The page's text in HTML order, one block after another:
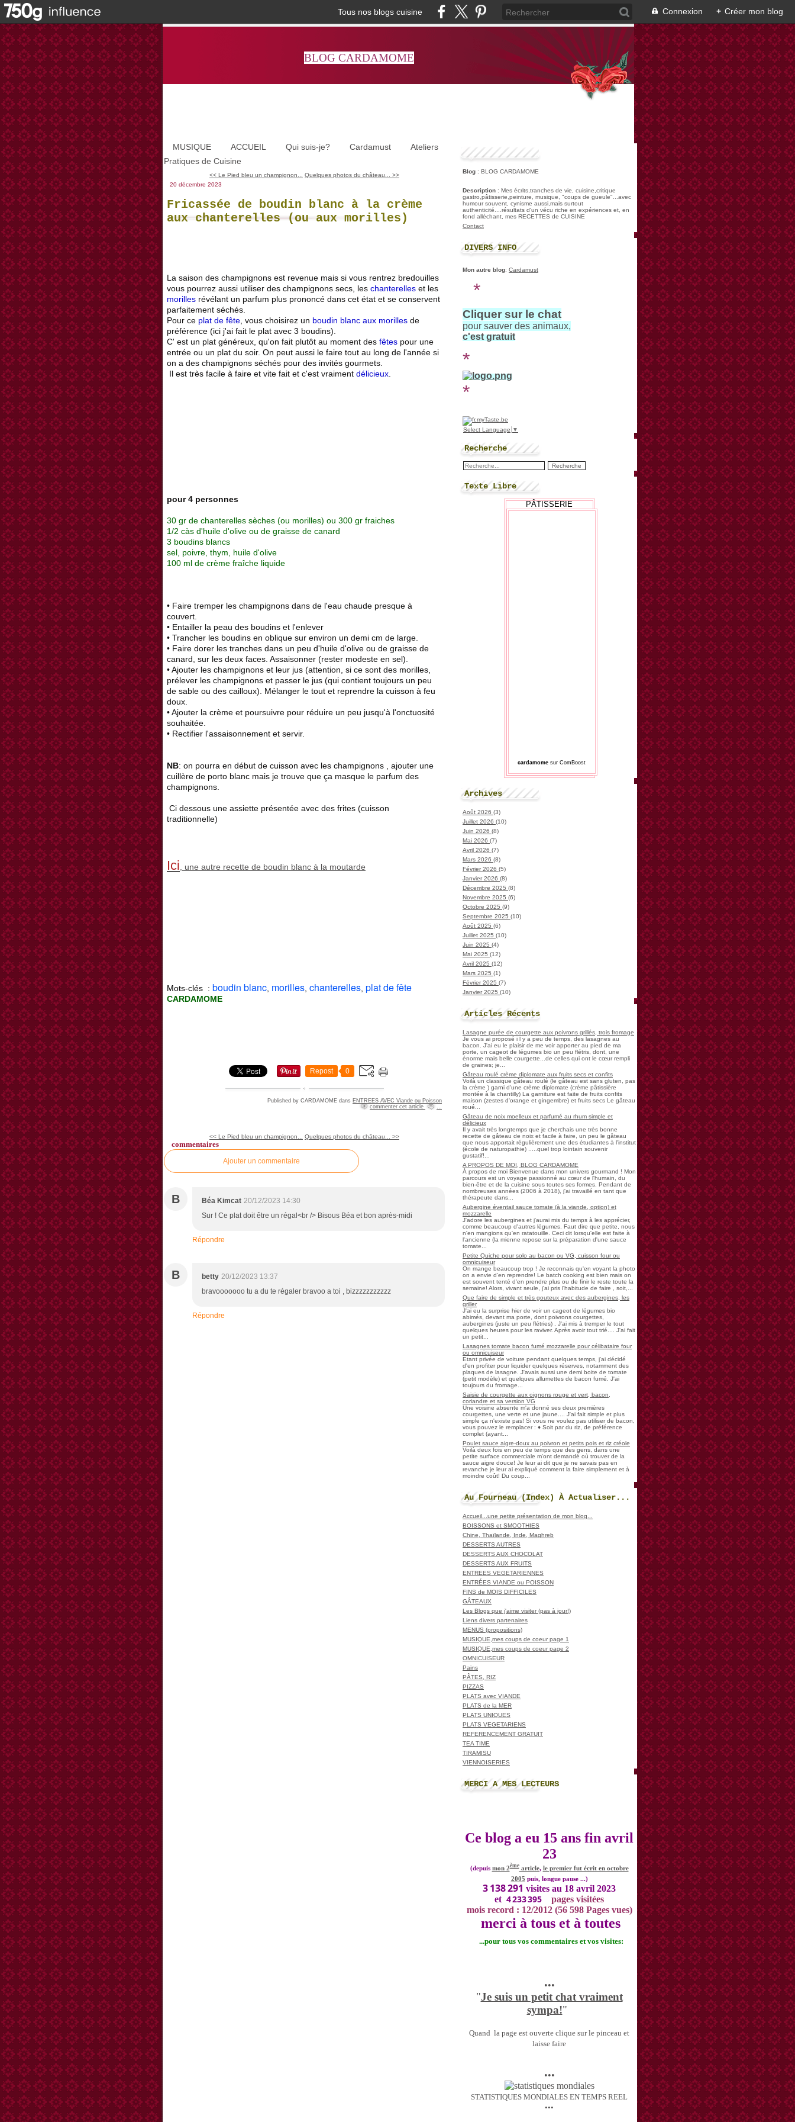
Tous nos blogs cuisine Connexion + Créer mon blog
BLOG CARDAMOME
MUSIQUE ACCUEIL Qui suis-je? Cardamust
Ateliers
Pratiques de Cuisine
<< Le Pied bleu un champignon...
Quelques photos du château... >>
20 décembre 2023
Fricassée de boudin blanc à la crème
aux chanterelles (ou aux morilles)
La saison des champignons est revenue mais si vous rentrez bredouilles
vous pourrez aussi utiliser des champignons secs, les chanterelles et les
morilles révélant un parfum plus prononcé dans cet état et se conservent
parfaitement séchés.
Pour ce plat de fête , vous choisirez un boudin blanc aux morilles de
préférence (ici j'ai fait le plat avec 3 boudins).
C' est un plat généreux, qu'on fait plutôt au moment des fêtes pour une
entrée ou un plat du soir. On peut aussi le faire tout au long de l'année si
on a des champignons séchés pour des invités gourmets.
Il est très facile à faire et vite fait et c'est vraiment délicieux
pour 4 personnes
30 gr de chanterelles sèches (ou morilles) ou 300 gr fraiches
1/2 càs d'huile d'olive ou de graisse de canard
3 boudins blancs
sel, poivre, thym, huile d'olive
100 ml de crème fraîche liquide
• Faire tremper les champignons dans de l'eau chaude presque à
couvert.
• Entailler la peau des boudins et l'enlever
• Trancher les boudins en oblique sur environ un demi cm de large.
• Faire dorer les tranches dans un peu d'huile d'olive ou de graisse de
canard, sur les deux faces. Assaisonner (rester modeste en sel).
• Ajouter les champignons et leur jus (attention, si ce sont des morilles,
prélever les champignons et passer le jus (qui contient toujours un peu
de sable ou des cailloux). Mélanger le tout et reprendre la cuisson à feu
doux.
• Ajouter la crème et poursuivre pour réduire un peu jusqu'à l'onctuosité
souhaitée.
• Rectifier l'assaisonnement et servir.
NB: on pourra en début de cuisson avec les champignons , ajouter une
cuillère de porto blanc mais je trouve que ça masque le parfum des
champignons.
Ci dessous une assiette présentée avec des frites (cuisson
traditionnelle)
Ici , une autre recette de boudin blanc à la moutarde
Mots-clés : boudin blanc morilles chanterelles plat de fête
CARDAMOME
Repost 0
Published by CARDAMOME dans ENTREES AVEC Viande ou Poisson
commenter cet article
…
<< Le Pied bleu un champignon... Quelques photos du château... >>
commentaires
Ajouter un commentaire
B Béa Kimcat 20/12/2023 14:30
Sur ! Ce plat doit être un régal<br /> Bisous Béa et bon après-midi
Répondre
B betty 20/12/2023 13:37
bravooooooo tu a du te régaler bravoo a toi , bizzzzzzzzzzz
Répondre
Blog : BLOG CARDAMOME
Description : Mes écrits,tranches de vie, cuisine,critique
gastro,pâtisserie,peinture, musique, "coups de gueule"...avec
humour souvent, cynisme aussi,mais surtout
authenticité....résultats d'un vécu riche en expériences et, en
fond alléchant, mes RECETTES de CUISINE
Contact
DIVERS INFO
Mon autre blog: Cardamust
*
Cliquer sur le chat
pour sauver des animaux,
c'est gratuit
*
*
Select Language ▼
Recherche
Texte Libre
PÂTISSERIE
cardamome sur ComBoost
Archives
Août 2026 (3)
Juillet 2026 (10)
Juin 2026 (8)
Mai 2026 (7)
Avril 2026 (7)
Mars 2026 (8)
Février 2026 (5)
Janvier 2026 (8)
Décembre 2025 (8)
Novembre 2025 (6)
Octobre 2025 (9)
Septembre 2025 (10)
Août 2025 (6)
Juillet 2025 (10)
Juin 2025 (4)
Mai 2025 (12)
Avril 2025 (12)
Mars 2025 (1)
Février 2025 (7)
Janvier 2025 (10)
Articles Récents
Lasagne purée de courgette aux poivrons grillés, trois fromage
Je vous ai proposé i l y a peu de temps, des lasagnes au
bacon. J'ai eu le plaisir de me voir apporter au pied de ma
porte, un cageot de légumes bio un peu flétris, dont, une
énorme mais belle courgette...de celles qui ont le cœur rempli
de graines; je...
Gâteau roulé crème diplomate aux fruits secs et confits
Voilà un classique gâteau roulé (le gâteau est sans gluten, pas
la crème ) garni d'une crème diplomate (crème pâtissière
montée à la chantilly) La garniture est faite de fruits confits
maison (zestes d'orange et gingembre) et fruits secs Le gâteau
roué...
Gâteau de noix moelleux et parfumé au rhum simple et
délicieux
Il y avait très longtemps que je cherchais une très bonne
recette de gâteau de noix et facile à faire, un peu le gâteau
que nous apportait régulièrement une des étudiantes à l'institut
(école de naturopathie) .....quel trop lointain souvenir
gustatif!...
A PROPOS DE MOI, BLOG CARDAMOME
À propos de moi Bienvenue dans mon univers gourmand ! Mon
parcours est un voyage passionné au cœur de l'humain, du
bien-être et de la cuisine sous toutes ses formes. Pendant de
nombreuses années (2006 à 2018), j'ai travaillé en tant que
thérapeute dans...
Aubergine éventail sauce tomate (à la viande, option) et
mozzarelle
J'adore les aubergines et j'aurai mis du temps à les apprécier,
comme beaucoup d'autres légumes. Faut dire que petite, nous
n'en mangions qu'en ratatouille. Ceci dit lorsqu'elle est faite à
l'ancienne (la mienne repose sur la préparation d'une sauce
tomate...
Petite Quiche pour solo au bacon ou VG, cuisson four ou
omnicuiseur
On mange beaucoup trop ! Je reconnais qu'en voyant la photo
on a envie d'en reprendre! Le batch cooking est bien mais on
est souvent tenté d'en prendre plus ou de finir le reste toute la
semaine! Alors, vivant seule, j'ai pris l'habitude de faire , soit,...
Que faire de simple et très gouteux avec des aubergines, les
griller
J'ai eu la surprise hier de voir un cageot de légumes bio
abimés, devant ma porte, dont poivrons courgettes,
aubergines (juste un peu flétries) . J'ai mis à tremper le tout
quelques heures pour les raviver. Après avoir tout trié.... J'ai fait
un petit...
Lasagnes tomate bacon fumé mozzarelle pour célibataire four
ou omnicuiseur
Etant privée de voiture pendant quelques temps, j'ai décidé
d'en profiter pour liquider quelques réserves, notamment des
plaques de lasagne. J'avais aussi une demi boite de tomate
(petit modèle) et quelques allumettes de bacon fumé. J'ai
toujours du fromage...
Saisie de courgette aux oignons rouge et vert, bacon,
coriandre et sa version VG
Une voisine absente m'a donné ses deux premières
courgettes, une verte et une jaune.... J'ai fait simple et plus
simple ça n'existe pas! Si vous ne voulez pas utiliser de bacon,
vous pouvez le remplacer : ♦ Soit par du riz, de préférence
complet (ayant...
Poulet sauce aigre-doux au poivron et petits pois et riz créole
Voilà deux fois en peu de temps que des gens, dans une
petite surface commerciale m'ont demandé où trouver de la
sauce aigre douce! Je leur ai dit que je ne savais pas en
revanche je leur ai expliqué comment la faire simplement et à
moindre coût! Du coup...
Au Fourneau (Index) À Actualiser...
Accueil...une petite présentation de mon blog...
BOISSONS et SMOOTHIES
Chine, Thaïlande, Inde, Maghreb
DESSERTS AUTRES
DESSERTS AUX CHOCOLAT
DESSERTS AUX FRUITS
ENTREES VEGETARIENNES
ENTRÉES VIANDE ou POISSON
FINS de MOIS DIFFICILES
GÂTEAUX
Les Blogs que j'aime visiter (pas à jour!)
Liens divers partenaires
MENUS (propositions)
MUSIQUE,mes coups de coeur page 1
MUSIQUE,mes coups de coeur page 2
OMNICUISEUR
Pains
PÂTES, RIZ
PIZZAS
PLATS avec VIANDE
PLATS de la MER
PLATS UNIQUES
PLATS VEGETARIENS
REFERENCEMENT GRATUIT
TEA TIME
TIRAMISU
VIENNOISERIES
MERCI A MES LECTEURS
Ce blog a eu 15 ans fin avril
23
(depuis mon 2èmearticle, le premier fut écrit en octobre
2005 puis, longue pause ...)
3 138 291 visites au 18 avril 2023
et 4 233 395
pages visitées
mois record : 12/2012 (56 598 Pages vues)
merci à tous et à toutes
...pour tous vos commentaires et vos visites:
•••
"Je suis un petit chat vraiment
sympa!"
Quand la page est ouverte clique sur le pinceau et
laisse faire
•••
STATISTIQUES MONDIALES EN TEMPS REEL
•••